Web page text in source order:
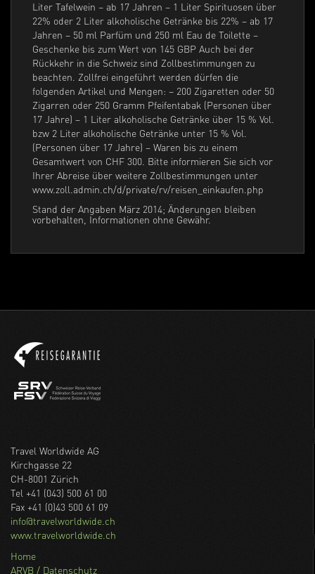
Liter Tafelwein – ab 17 Jahren – 1 Liter Spirituosen über
22% oder 2 Liter alkoholische Getränke bis 22% – ab 17
Jahren – 50 ml Parfüm und 250 ml Eau de Toilette –
Geschenke bis zum Wert von 145 GBP Auch bei der
Rückkehr in die Schweiz sind Zollbestimmungen zu
beachten. Zollfrei eingeführt werden dürfen die
folgenden Artikel und Mengen: – 200 Zigaretten oder 50
Zigarren oder 250 Gramm Pfeifentabak (Personen über
17 Jahre) – 1 Liter alkoholische Getränke über 15 % Vol.
bzw 2 Liter alkoholische Getränke unter 15 % Vol.
(Personen über 17 Jahre) – Waren bis zu einem
Gesamtwert von CHF 300. Bitte informieren Sie sich vor
Ihrer Abreise über weitere Zollbestimmungen unter
www.zoll.admin.ch/d/private/rv/reisen_einkaufen.php
Stand der Angaben März 2014; Änderungen bleiben
vorbehalten, Informationen ohne Gewähr.
Travel Worldwide AG
Kirchgasse 22
CH-8001 Zürich
Tel +41 (043) 500 61 00
Fax +41 (0)43 500 61 09
info@travelworldwide.ch
www.travelworldwide.ch
Home
ARVB / Datenschutz